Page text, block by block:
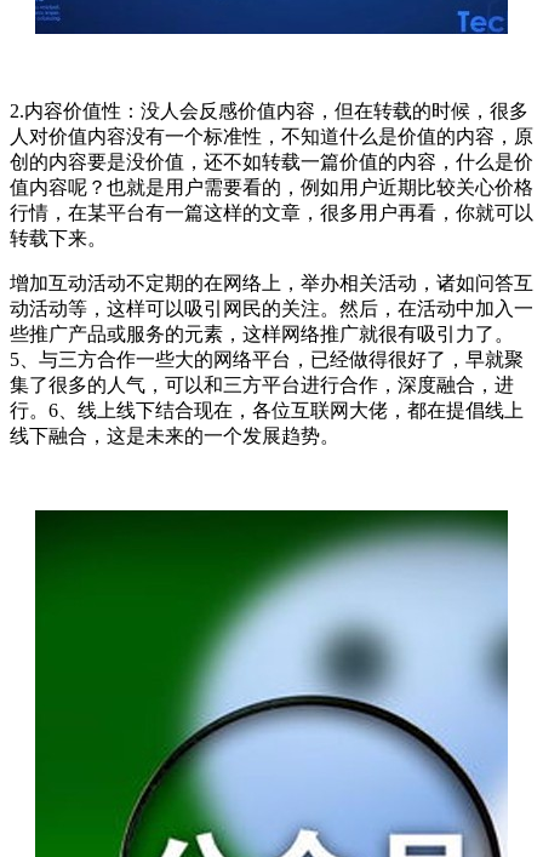
2.内容价值性：没人会反感价值内容，但在转载的时候，很多
人对价值内容没有一个标准性，不知道什么是价值的内容，原
创的内容要是没价值，还不如转载一篇价值的内容，什么是价
值内容呢？也就是用户需要看的，例如用户近期比较关心价格
行情，在某平台有一篇这样的文章，很多用户再看，你就可以
转载下来。
增加互动活动不定期的在网络上，举办相关活动，诸如问答互
动活动等，这样可以吸引网民的关注。然后，在活动中加入一
些推广产品或服务的元素，这样网络推广就很有吸引力了。
5、与三方合作一些大的网络平台，已经做得很好了，早就聚
集了很多的人气，可以和三方平台进行合作，深度融合，进
行。6、线上线下结合现在，各位互联网大佬，都在提倡线上
线下融合，这是未来的一个发展趋势。